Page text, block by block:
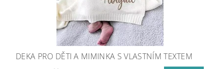
DEKA PRO DĚTI A MIMINKA S VLASTNÍM TEXTEM